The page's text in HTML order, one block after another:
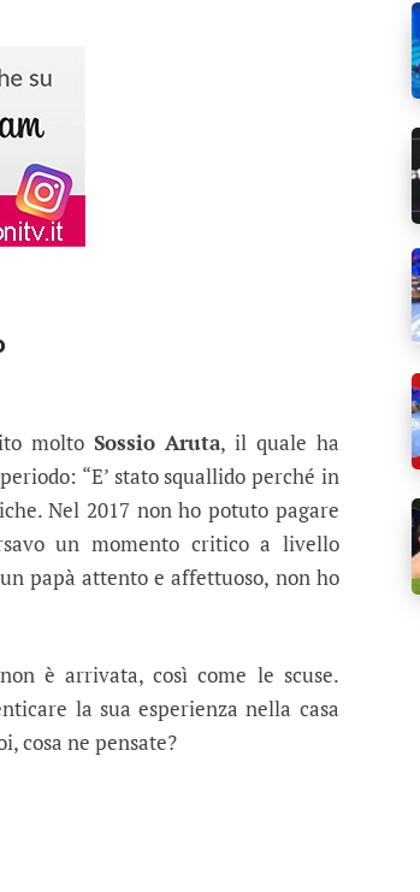
molto Sossio Aruta, il quale ha
“E’ stato squallido perché in
Nel 2017 non ho potuto pagare
un momento critico a livello
papà attento e affettuoso, non ho
è arrivata, così come le scuse.
la sua esperienza nella casa
cosa ne pensate?